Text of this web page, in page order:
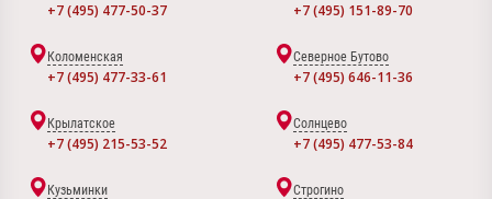
+7 (495) 477-50-37 +7 (495) 151-89-70
Коломенская
+7 (495) 477-33-61
Северное Бутово
+7 (495) 646-11-36
Крылатское
+7 (495) 215-53-52
Солнцево
+7 (495) 477-53-84
Кузьминки Строгино